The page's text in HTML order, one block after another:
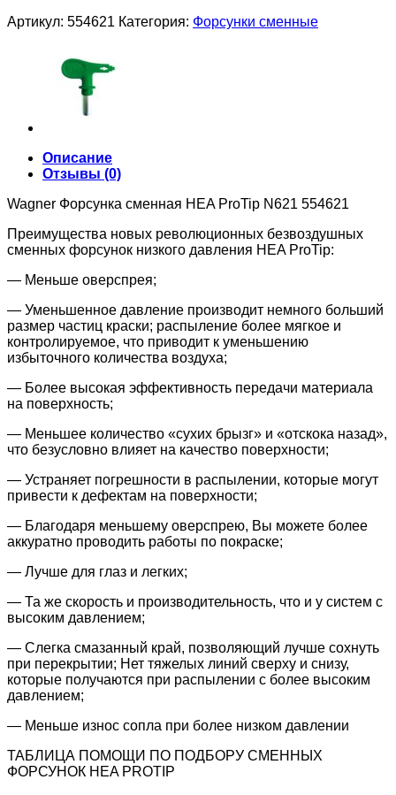
Артикул: 554621 Категория: Форсунки сменные
Описание
Отзывы (0)
Wagner Форсунка сменная HEA ProTip N621 554621
Преимущества новых революционных безвоздушных
сменных форсунок низкого давления HEA ProTip:
— Меньше оверспрея;
— Уменьшенное давление производит немного больший
размер частиц краски; распыление более мягкое и
контролируемое, что приводит к уменьшению
избыточного количества воздуха;
— Более высокая эффективность передачи материала
на поверхность;
— Меньшее количество «сухих брызг» и «отскока назад»,
что безусловно влияет на качество поверхности;
— Устраняет погрешности в распылении, которые могут
привести к дефектам на поверхности;
— Благодаря меньшему оверспрею, Вы можете более
аккуратно проводить работы по покраске;
— Лучше для глаз и легких;
— Та же скорость и производительность, что и у систем с
высоким давлением;
— Слегка смазанный край, позволяющий лучше сохнуть
при перекрытии; Нет тяжелых линий сверху и снизу,
которые получаются при распылении с более высоким
давлением;
— Меньше износ сопла при более низком давлении
ТАБЛИЦА ПОМОЩИ ПО ПОДБОРУ СМЕННЫХ
ФОРСУНОК HEA PROTIP